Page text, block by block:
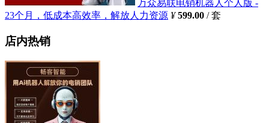
万众易联电销机器人个人版 -
23个月，低成本高效率，解放人力资源 ¥ 599.00 / 套
店内热销